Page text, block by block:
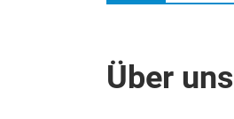
Über uns